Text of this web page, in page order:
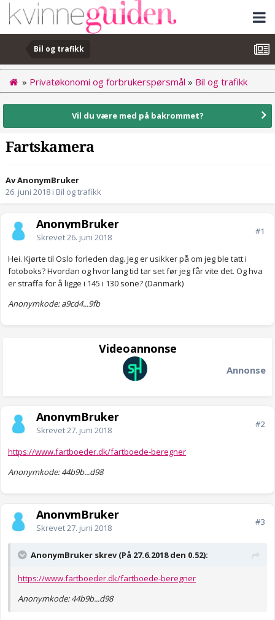
Bil og trafikk
» Privatøkonomi og forbrukerspørsmål » Bil og trafikk
Vil du være med på bakrommet?
Fartskamera
Av AnonymBruker
26. juni 2018 i Bil og trafikk
AnonymBruker
Skrevet26. juni 2018
#1
Hei. Kjørte til Oslo forleden dag. Jeg er usikker på om jeg ble tatt i
fotoboks? Hvordan og hvor lang tid tar set før jeg får vite det. Og hva
er straffa for å ligge i 145 i 130 sone? (Danmark)
Anonymkode: a9cd4...9fb
Videoannonse
Annonse
AnonymBruker
Skrevet27. juni 2018
#2
https://www.fartboeder.dk/fartboede-beregner
Anonymkode: 44b9b...d98
AnonymBruker
Skrevet27. juni 2018
#3
AnonymBruker skrev (På 27.6.2018 den 0.52):
https://www.fartboeder.dk/fartboede-beregner
Anonymkode: 44b9b...d98